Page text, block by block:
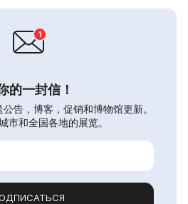
的一封信！
告，博客，促销和博物馆更新。
市和全国各地的展览。